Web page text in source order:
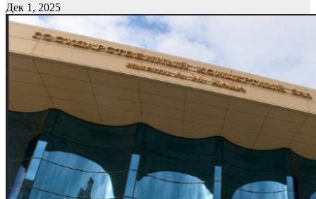
Дек 1, 2025